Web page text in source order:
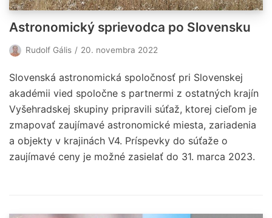
Astronomický sprievodca po Slovensku
Rudolf Gális 20. novembra 2022
Slovenská astronomická spoločnosť pri Slovenskej
akadémii vied spoločne s partnermi z ostatných krajín
Vyšehradskej skupiny pripravili súťaž, ktorej cieľom je
zmapovať zaujímavé astronomické miesta, zariadenia
a objekty v krajinách V4. Príspevky do súťaže o
zaujímavé ceny je možné zasielať do 31. marca 2023.